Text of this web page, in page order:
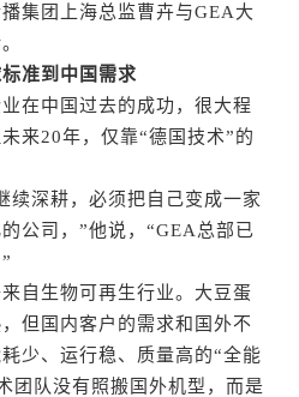
团上海总监曹卉与GEA大
准到中国需求
中国过去的成功，很大程
来20年，仅靠“德国技术”的
深耕，必须把自己变成一家
公司，”他说，“GEA总部已
生物可再生行业。大豆蛋
但国内客户的需求和国外不
少、运行稳、质量高的“全能
团队没有照搬国外机型，而是